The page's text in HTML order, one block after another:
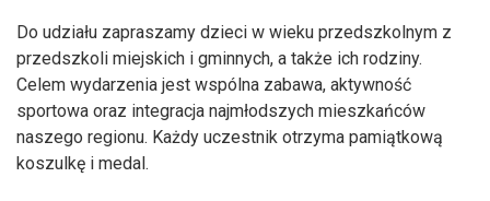
Do udziału zapraszamy dzieci w wieku przedszkolnym z
przedszkoli miejskich i gminnych, a także ich rodziny.
Celem wydarzenia jest wspólna zabawa, aktywność
sportowa oraz integracja najmłodszych mieszkańców
naszego regionu. Każdy uczestnik otrzyma pamiątkową
koszulkę i medal.